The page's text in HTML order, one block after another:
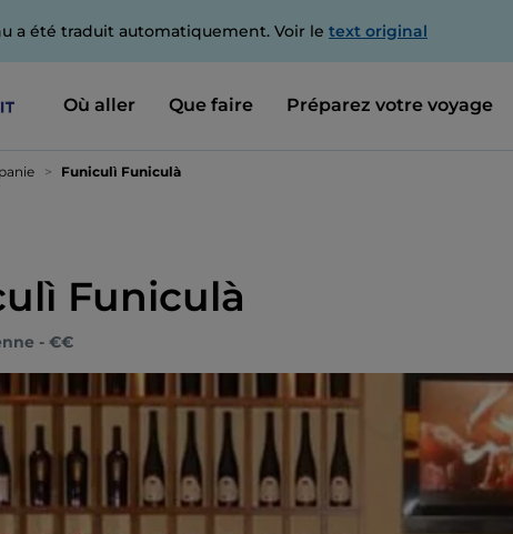
a été traduit automatiquement. Voir le text original
Où aller Que faire Préparez votre voyage
Funiculì Funiculà
Funiculà
- €€